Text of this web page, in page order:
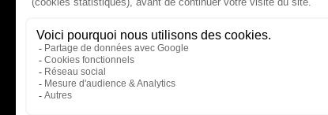
CABINET D'AVOCATS GAUCHER-PIOLA
20 avenue Galliéni - 33500 LIBOURNE
Tél :05 57 55 87 30 - Fax : 05 57 51 73 64
Email :gaucher-piola@gaucher-piola-avocat.fr